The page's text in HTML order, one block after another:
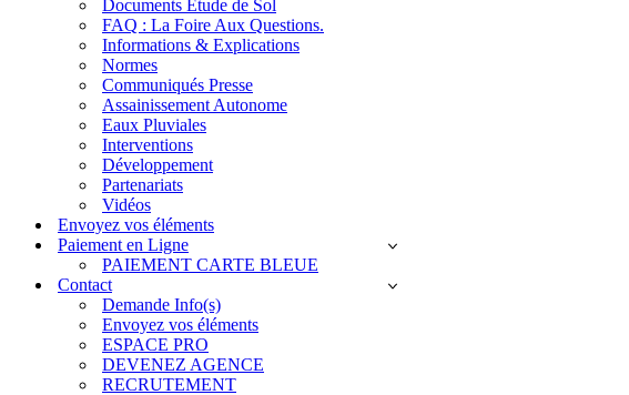
Documents Étude de Sol
FAQ : La Foire Aux Questions.
Informations & Explications
Normes
Communiqués Presse
Assainissement Autonome
Eaux Pluviales
Interventions
Développement
Partenariats
Vidéos
Envoyez vos éléments
Paiement en Ligne
PAIEMENT CARTE BLEUE
Contact
Demande Info(s)
Envoyez vos éléments
ESPACE PRO
DEVENEZ AGENCE
RECRUTEMENT